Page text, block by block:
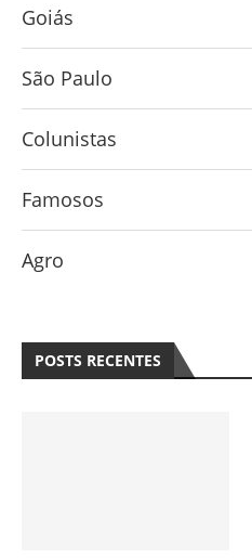
Goiás
São Paulo
Colunistas
Famosos
Agro
POSTS RECENTES